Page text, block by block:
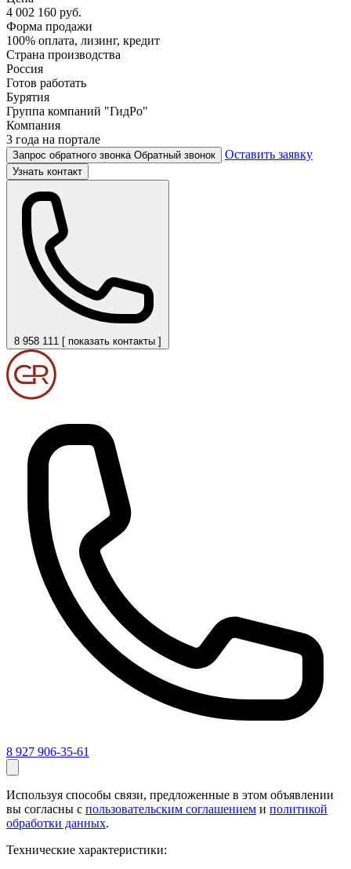
4 002 160 руб.
Форма продажи
100% оплата, лизинг, кредит
Страна производства
Россия
Готов работать
Бурятия
Группа компаний "ГидРо"
Компания
3 года на портале
Запрос обратного звонка Обратный звонок Оставить заявку
Узнать контакт
8 958 111 [ показать контакты ]
8 927 906-35-61
Используя способы связи, предложенные в этом объявлении
вы согласны с пользовательским соглашением и политикой
обработки данных.
Технические характеристики: